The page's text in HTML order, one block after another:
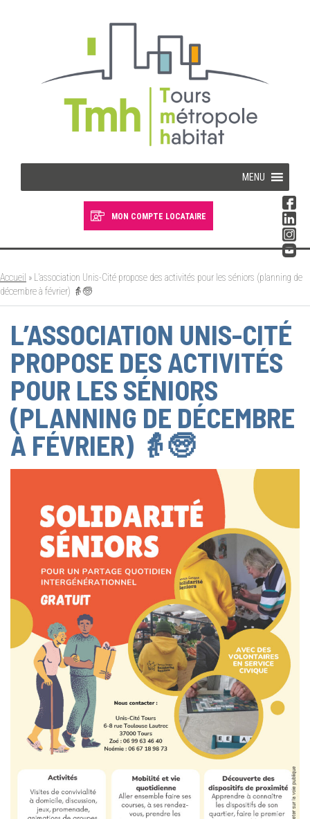
MENU
MON COMPTE LOCATAIRE
Accueil »
L’association Unis-Cité propose des activités pour les séniors (planning de
décembre à février) 👵🧓
L’ASSOCIATION UNIS-CITÉ
PROPOSE DES ACTIVITÉS
POUR LES SÉNIORS
(PLANNING DE DÉCEMBRE
À FÉVRIER) 👵🧓